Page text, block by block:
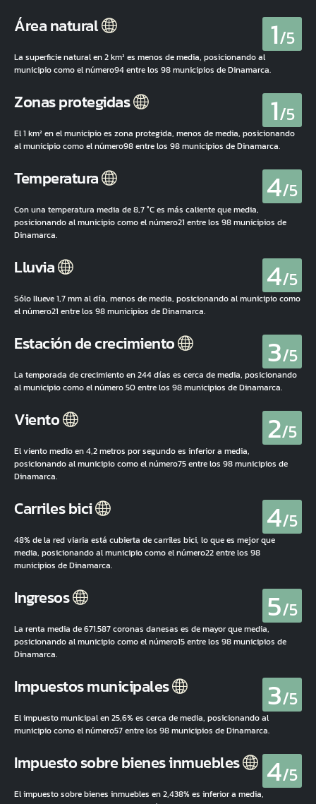
Área natural 1/5
La superficie natural en 2 km² es menos de media, posicionando al
municipio como el número94 entre los 98 municipios de Dinamarca.
Zonas protegidas 1/5
El 1 km² en el municipio es zona protegida, menos de media, posicionando
al municipio como el número98 entre los 98 municipios de Dinamarca.
Temperatura 4/5
Con una temperatura media de 8,7 °C es más caliente que media,
posicionando al municipio como el número21 entre los 98 municipios de
Dinamarca.
Lluvia 4/5
Sólo llueve 1,7 mm al día, menos de media, posicionando al municipio como
el número21 entre los 98 municipios de Dinamarca.
Estación de crecimiento 3/5
La temporada de crecimiento en 244 días es cerca de media, posicionando
al municipio como el número 50 entre los 98 municipios de Dinamarca.
Viento 2/5
El viento medio en 4,2 metros por segundo es inferior a media,
posicionando al municipio como el número75 entre los 98 municipios de
Dinamarca.
Carriles bici 4/5
48% de la red viaria está cubierta de carriles bici, lo que es mejor que
media, posicionando al municipio como el número22 entre los 98
municipios de Dinamarca.
Ingresos 5/5
La renta media de 671.587 coronas danesas es de mayor que media,
posicionando al municipio como el número15 entre los 98 municipios de
Dinamarca.
Impuestos municipales 3/5
El impuesto municipal en 25,6% es cerca de media, posicionando al
municipio como el número57 entre los 98 municipios de Dinamarca.
Impuesto sobre bienes inmuebles 4/5
El impuesto sobre bienes inmuebles en 2,438% es inferior a media,